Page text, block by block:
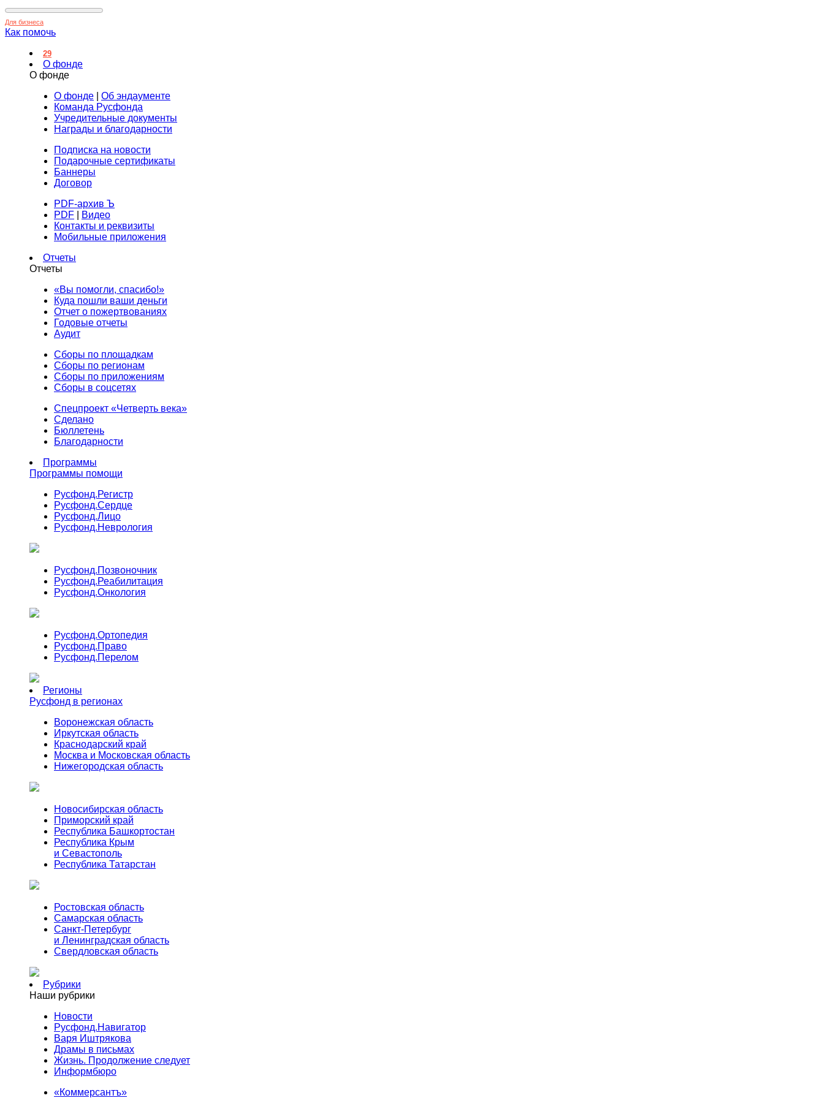
Для бизнеса
Как помочь
29
О фонде
О фонде
О фонде
Об эндаументе
Команда Русфонда
Учредительные документы
Награды и благодарности
Подписка на новости
Подарочные сертификаты
Баннеры
Договор
PDF-архив Ъ
PDF
Видео
Контакты и реквизиты
Мобильные приложения
Отчеты
Отчеты
«Вы помогли, спасибо!»
Куда пошли ваши деньги
Отчет о пожертвованиях
Годовые отчеты
Аудит
Сборы по площадкам
Сборы по регионам
Сборы по приложениям
Сборы в соцсетях
Спецпроект «Четверть века»
Сделано
Бюллетень
Благодарности
Программы
Программы помощи
Русфонд.Регистр
Русфонд.Сердце
Русфонд.Лицо
Русфонд.Неврология
Русфонд.Позвоночник
Русфонд.Реабилитация
Русфонд.Онкология
Русфонд.Ортопедия
Русфонд.Право
Русфонд.Перелом
Регионы
Русфонд в регионах
Воронежская область
Иркутская область
Краснодарский край
Москва и Московская область
Нижегородская область
Новосибирская область
Приморский край
Республика Башкортостан
Республика Крым
и Севастополь
Республика Татарстан
Ростовская область
Самарская область
Санкт-Петербург
и Ленинградская область
Свердловская область
Рубрики
Наши рубрики
Новости
Русфонд.Навигатор
Варя Иштрякова
Драмы в письмах
Жизнь. Продолжение следует
Информбюро
«Коммерсантъ»